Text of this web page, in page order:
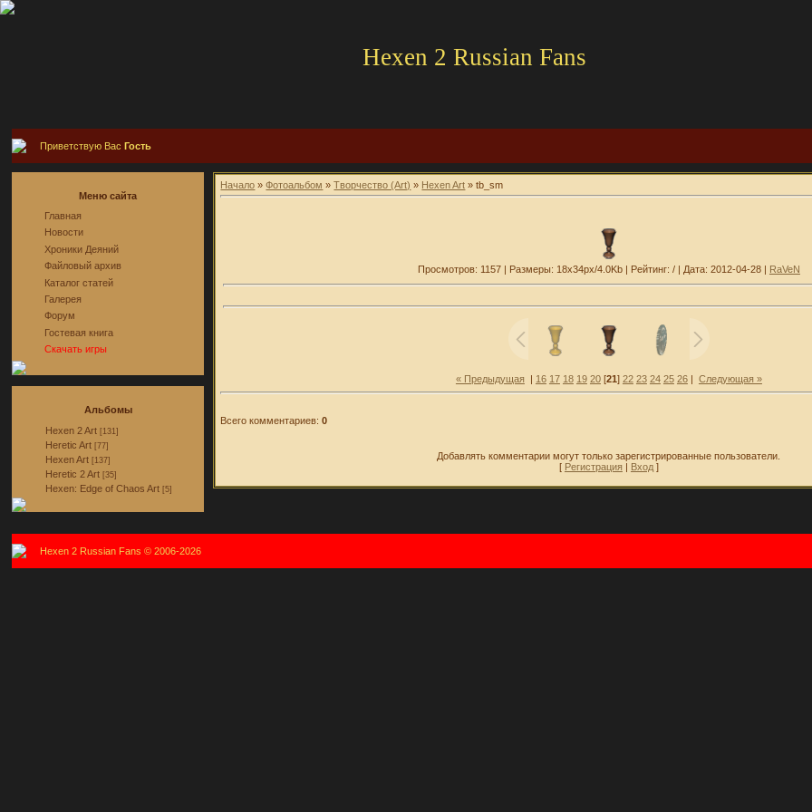
Hexen 2 Russian Fans
Приветствую ВасГость
Меню сайта
Главная
Новости
Хроники Деяний
Файловый архив
Каталог статей
Галерея
Форум
Гостевая книга
Скачать игры
Альбомы
Hexen 2 Art [131]
Heretic Art [77]
Hexen Art [137]
Heretic 2 Art [35]
Hexen: Edge of Chaos Art [5]
Начало »Фотоальбом »Творчество (Art) » Hexen Art » tb_sm
Просмотров: 1157 | Размеры: 18x34px/4.0Kb | Рейтинг: / | Дата: 2012-04-28 | RaVeN
« Предыдущая | 16 17 18 19 20[21] 22 23 24 25 26| Следующая »
Всего комментариев:0
Добавлять комментарии могут только зарегистрированные пользователи.
[ Регистрация Вход]
Hexen 2 Russian Fans © 2006-2026